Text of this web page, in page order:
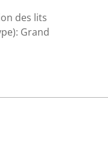
des lits
Grand